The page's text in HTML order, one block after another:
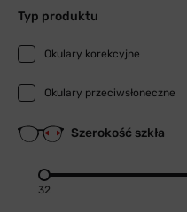
Typ produktu
Okulary korekcyjne
Okulary przeciwsłoneczne
Szerokość szkła
32